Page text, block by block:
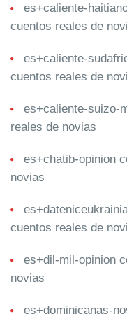
es+caliente-
cuentos reales de
es+caliente-
cuentos reales de
es+caliente-suizo-
reales de novias
es+chatib-opinion
novias
cuentos reales de
es+dil-mil-opinion
novias
es+dominicanas-